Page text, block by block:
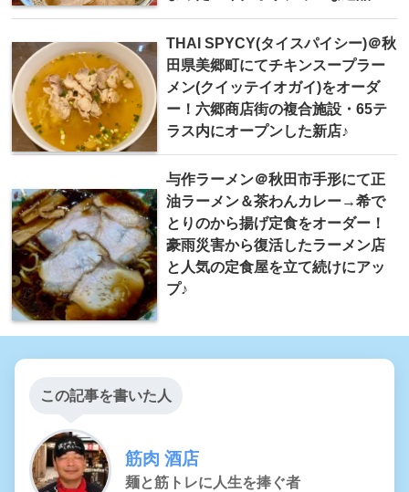
THAI SPYCY(タイスパイシー)＠秋
田県美郷町にてチキンスープラー
メン(クイッテイオガイ)をオーダ
ー！六郷商店街の複合施設・65テ
ラス内にオープンした新店♪
与作ラーメン＠秋田市手形にて正
油ラーメン＆茶わんカレー→希で
とりのから揚げ定食をオーダー！
豪雨災害から復活したラーメン店
と人気の定食屋を立て続けにアッ
プ♪
この記事を書いた人
筋肉 酒店
麺と筋トレに人生を捧ぐ者